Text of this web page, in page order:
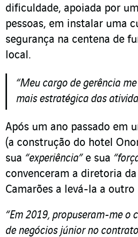
dificuldade, apoiada por
pessoas, em instalar uma
segurança na centena de
local.
“Meu cargo de gerência
mais estratégica das
Após um ano passado em
(a construção do hotel
sua “experiência”e sua
convenceram a diretoria
Camarões a levá-la a outro
“Em 2019, propuseram-me o
de negócios júnior no